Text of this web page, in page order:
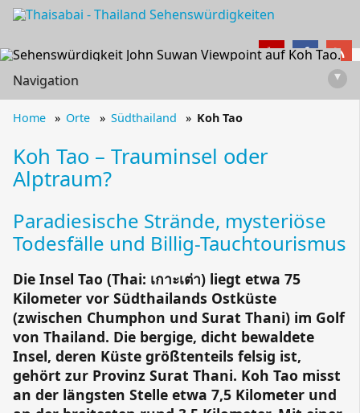
Navigation ▾
Home Orte Südthailand Koh Tao
Koh Tao – Trauminsel oder
Alptraum?
Paradiesische Strände, mysteriöse
Todesfälle und Billig-Tauchtourismus
Die Insel Tao (Thai: เกาะเต่า) liegt etwa 75
Kilometer vor Südthailands Ostküste
(zwischen Chumphon und Surat Thani) im Golf
von Thailand. Die bergige, dicht bewaldete
Insel, deren Küste größtenteils felsig ist,
gehört zur Provinz Surat Thani. Koh Tao misst
an der längsten Stelle etwa 7,5 Kilometer und